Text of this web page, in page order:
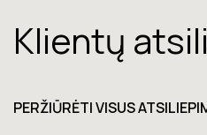
Klientų
PERŽIŪRĖTI VISUS